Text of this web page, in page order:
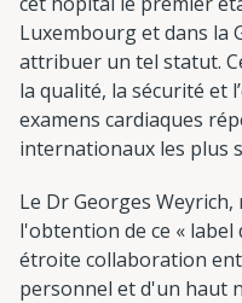
Luxembourg et dans la
attribuer un tel statut.
la qualité, la sécurité et
examens cardiaques
internationaux les plus
Le Dr Georges
l'obtention de ce «
étroite collaboration
personnel et d'un haut